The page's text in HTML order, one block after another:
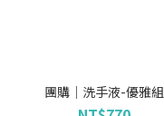
團購｜洗手液-優雅組